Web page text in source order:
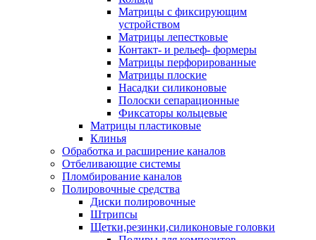
Матрицы с фиксирующим
устройством
Матрицы лепестковые
Контакт- и рельеф- формеры
Матрицы перфорированные
Матрицы плоские
Насадки силиконовые
Полоски сепарационные
Фиксаторы кольцевые
Матрицы пластиковые
Клинья
Обработка и расширение каналов
Отбеливающие системы
Пломбирование каналов
Полировочные средства
Диски полировочные
Штрипсы
Щетки,резинки,силиконовые головки